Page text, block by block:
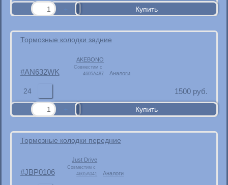
Тормозные колодки задние
AN632WK
AKEBONO
Совместим с
4605A487
Аналоги
24 1500 руб.
Тормозные колодки передние
JBP0106
Just Drive
Совместим с
4605A041
Аналоги